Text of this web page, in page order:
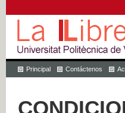
Principal Contáctenos